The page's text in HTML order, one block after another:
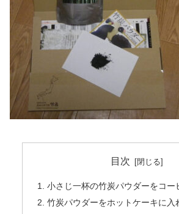
目次
小さじ一杯の竹炭パウダーをコー
竹炭パウダーをホットケーキに入